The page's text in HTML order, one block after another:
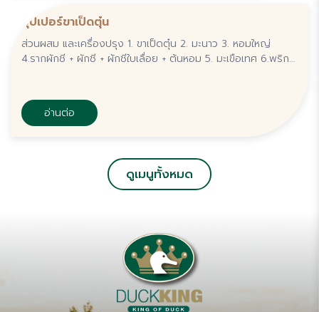
ซุปเปอร์ขาเป็ดตุ๋น
ส่วนผสม และเครื่องปรุง 1. ขาเป็ดตุ๋น 2. มะนาว 3. หอมใหญ่
4.รากผักชี + ผักชี + ผักชีใบเลื่อย + ต้นหอม 5. มะเขือเทศ 6.พริก
อ่านต่อ
ดูเมนูทั้งหมด